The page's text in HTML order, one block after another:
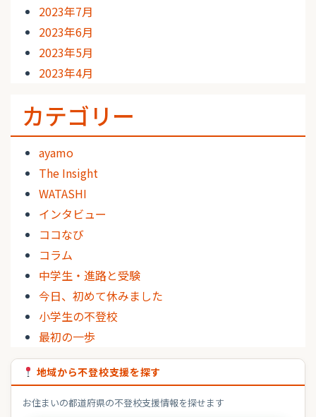
2023年7月
2023年6月
2023年5月
2023年4月
カテゴリー
ayamo
The Insight
WATASHI
インタビュー
ココなび
コラム
中学生・進路と受験
今日、初めて休みました
小学生の不登校
最初の一歩
地域から不登校支援を探す
お住まいの都道府県の不登校支援情報を探せます